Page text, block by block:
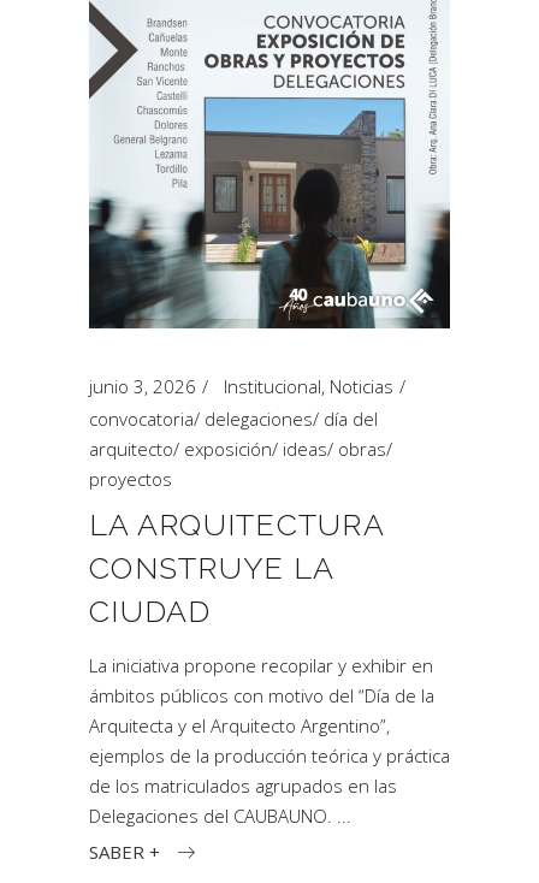
junio 3, 2026 Institucional, Noticias
convocatoria/ delegaciones/ día del
arquitecto/ exposición/ ideas/ obras/
proyectos
LA ARQUITECTURA
CONSTRUYE LA
CIUDAD
La iniciativa propone recopilar y exhibir en
ámbitos públicos con motivo del “Día de la
Arquitecta y el Arquitecto Argentino”,
ejemplos de la producción teórica y práctica
de los matriculados agrupados en las
Delegaciones del CAUBAUNO.
SABER +